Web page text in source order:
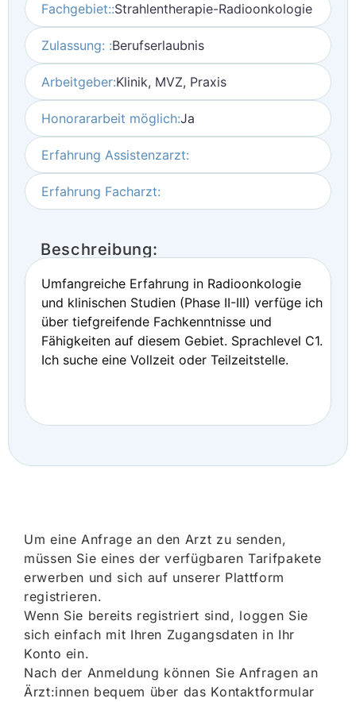
Fachgebiet::Strahlentherapie-Radioonkologie
Zulassung: :Berufserlaubnis
Arbeitgeber:Klinik, MVZ, Praxis
Honorararbeit möglich:Ja
Erfahrung Assistenzarzt:
Erfahrung Facharzt:
Beschreibung:
Umfangreiche Erfahrung in Radioonkologie
und klinischen Studien (Phase II-III) verfüge ich
über tiefgreifende Fachkenntnisse und
Fähigkeiten auf diesem Gebiet. Sprachlevel C1.
Ich suche eine Vollzeit oder Teilzeitstelle.
Um eine Anfrage an den Arzt zu senden,
müssen Sie eines der verfügbaren Tarifpakete
erwerben und sich auf unserer Plattform
registrieren.
Wenn Sie bereits registriert sind, loggen Sie
sich einfach mit Ihren Zugangsdaten in Ihr
Konto ein.
Nach der Anmeldung können Sie Anfragen an
Ärzt:innen bequem über das Kontaktformular